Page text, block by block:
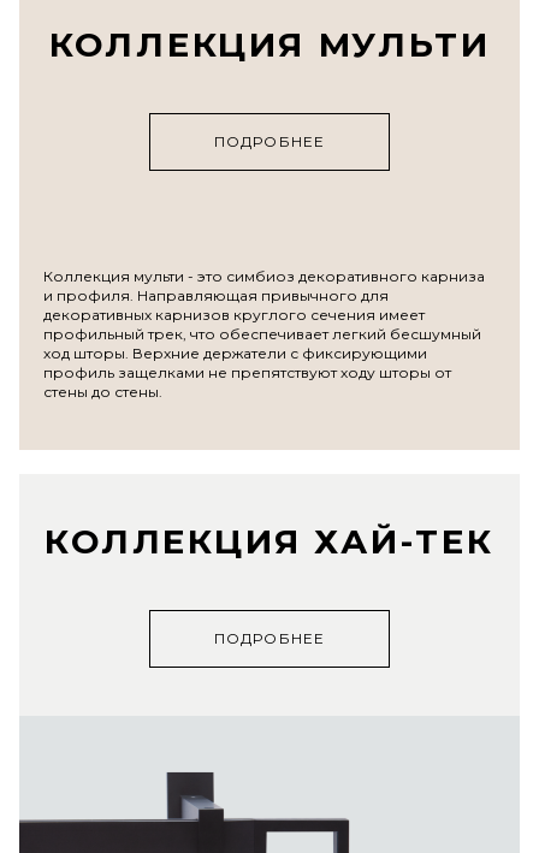
КОЛЛЕКЦИЯ МУЛЬТИ
ПОДРОБНЕЕ
Коллекция мульти - это симбиоз декоративного карниза
и профиля. Направляющая привычного для
декоративных карнизов круглого сечения имеет
профильный трек, что обеспечивает легкий бесшумный
ход шторы. Верхние держатели с фиксирующими
профиль защелками не препятствуют ходу шторы от
стены до стены.
КОЛЛЕКЦИЯ ХАЙ-ТЕК
ПОДРОБНЕЕ